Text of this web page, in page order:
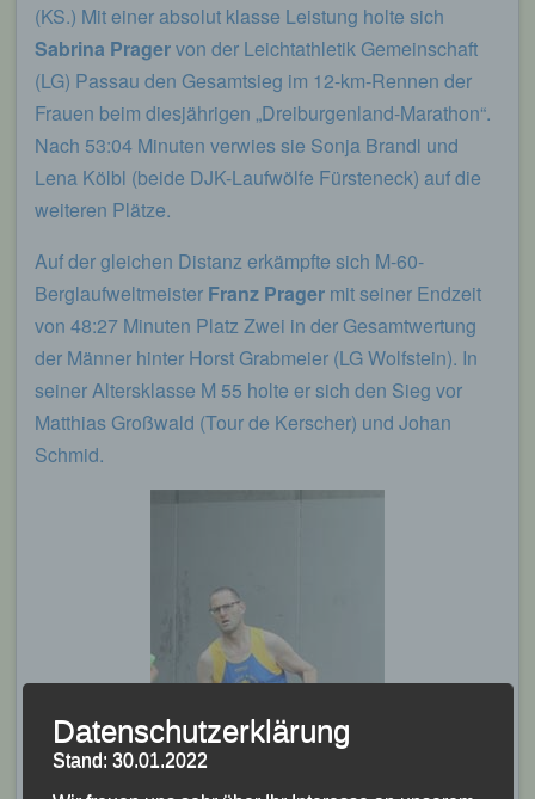
(KS.) Mit einer absolut klasse Leistung holte sich
Sabrina Pragervon der Leichtathletik Gemeinschaft
(LG) Passau den Gesamtsieg im 12-km-Rennen der
Frauen beim diesjährigen „Dreiburgenland-Marathon“.
Nach 53:04 Minuten verwies sie Sonja Brandl und
Lena Kölbl (beide DJK-Laufwölfe Fürsteneck) auf die
weiteren Plätze.
Auf der gleichen Distanz erkämpfte sich M-60-
Berglaufweltmeister Franz Prager mit seiner Endzeit
von 48:27 Minuten Platz Zwei in der Gesamtwertung
der Männer hinter Horst Grabmeier (LG Wolfstein). In
seiner Altersklasse M 55 holte er sich den Sieg vor
Matthias Großwald (Tour de Kerscher) und Johan
Schmid.
Datenschutzerklärung
Stand: 30.01.2022